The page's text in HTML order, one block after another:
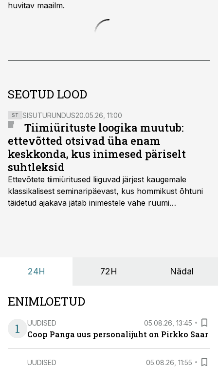
huvitav maailm.
SEOTUD LOOD
ST SISUTURUNDUS20.05.26, 11:00
Tiimiürituste loogika muutub:
ettevõtted otsivad üha enam
keskkonda, kus inimesed päriselt
suhtleksid
Ettevõtete tiimiüritused liiguvad järjest kaugemale
klassikalisest seminaripäevast, kus hommikust õhtuni
täidetud ajakava jätab inimestele vähe ruumi
24H 72H Nädal
ENIMLOETUD
1
UUDISED 05.08.26, 13:45
Coop Panga uus personalijuht on Pirkko Saar
UUDISED 05.08.26, 11:55